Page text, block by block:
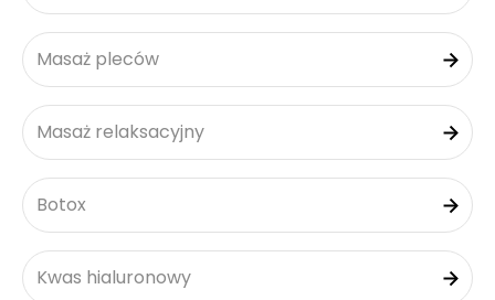
Masaż pleców
Masaż relaksacyjny
Botox
Kwas hialuronowy